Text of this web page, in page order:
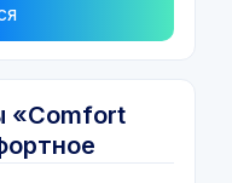
«Comfort